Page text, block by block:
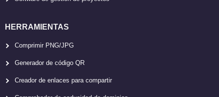
HERRAMIENTAS
Comprimir PNG/JPG
Generador de código QR
Creador de enlaces para compartir